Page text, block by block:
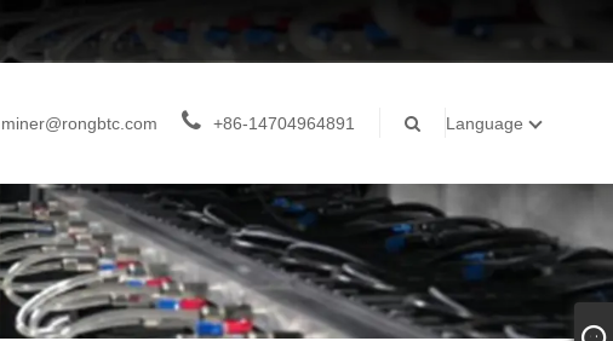
miner@rongbtc.com +86-14704964891 Language